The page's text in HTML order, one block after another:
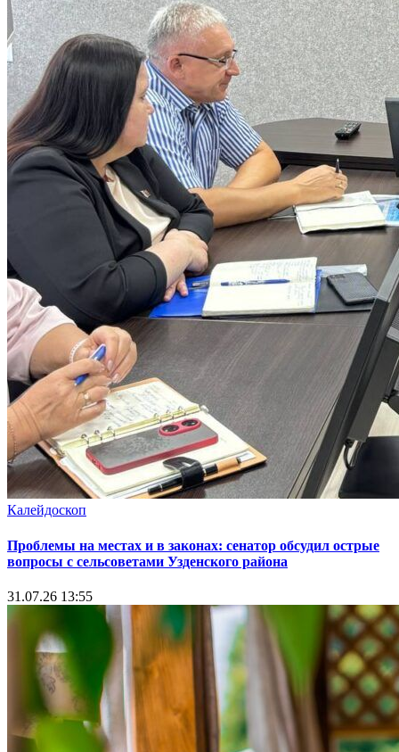
Калейдоскоп
Проблемы на местах и в законах: сенатор обсудил острые
вопросы с сельсоветами Узденского района
31.07.26 13:55